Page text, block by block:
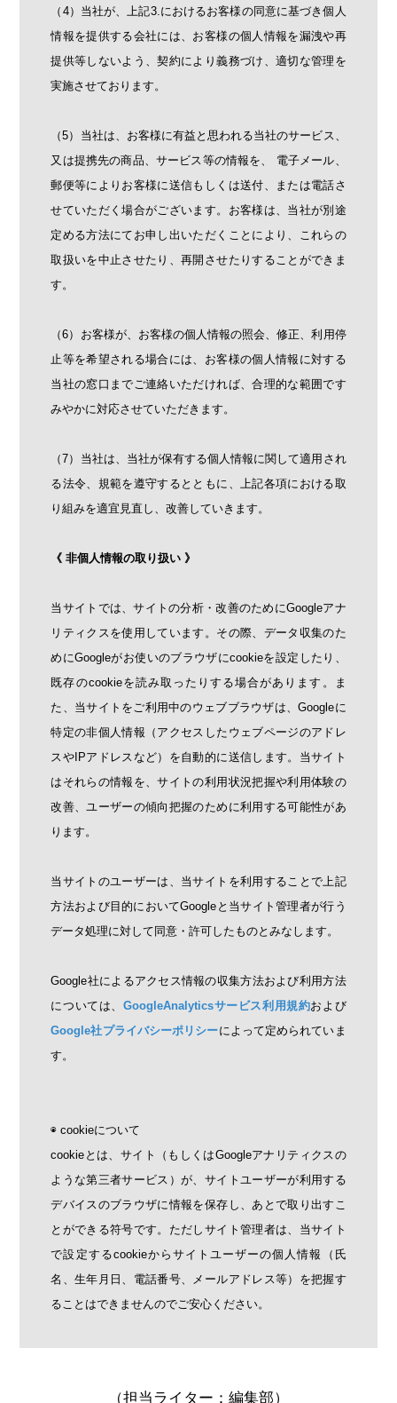
（4）当社が、上記3.におけるお客様の同意に基づき個人
情報を提供する会社には、お客様の個人情報を漏洩や再
提供等しないよう、契約により義務づけ、適切な管理を
実施させております。
（5）当社は、お客様に有益と思われる当社のサービス、
又は提携先の商品、サービス等の情報を、 電子メール、
郵便等によりお客様に送信もしくは送付、または電話さ
せていただく場合がございます。お客様は、当社が別途
定める方法にてお申し出いただくことにより、これらの
取扱いを中止させたり、再開させたりすることができま
す。
（6）お客様が、お客様の個人情報の照会、修正、利用停
止等を希望される場合には、お客様の個人情報に対する
当社の窓口までご連絡いただければ、合理的な範囲です
みやかに対応させていただきます。
（7）当社は、当社が保有する個人情報に関して適用され
る法令、規範を遵守するとともに、上記各項における取
り組みを適宜見直し、改善していきます。
《 非個人情報の取り扱い 》
当サイトでは、サイトの分析・改善のためにGoogleアナ
リティクスを使用しています。その際、データ収集のた
めにGoogleがお使いのブラウザにcookieを設定したり、
既存のcookieを読み取ったりする場合があります。ま
た、当サイトをご利用中のウェブブラウザは、Googleに
特定の非個人情報（アクセスしたウェブページのアドレ
スやIPアドレスなど）を自動的に送信します。当サイト
はそれらの情報を、サイトの利用状況把握や利用体験の
改善、ユーザーの傾向把握のために利用する可能性があ
ります。
当サイトのユーザーは、当サイトを利用することで上記
方法および目的においてGoogleと当サイト管理者が行う
データ処理に対して同意・許可したものとみなします。
Google社によるアクセス情報の収集方法および利用方法
については、 GoogleAnalyticsサービス利用規約および
Google社プライバシーポリシーによって定められていま
す。
◉ cookieについて
cookieとは、サイト（もしくはGoogleアナリティクスの
ような第三者サービス）が、サイトユーザーが利用する
デバイスのブラウザに情報を保存し、あとで取り出すこ
とができる符号です。ただしサイト管理者は、当サイト
で設定するcookieからサイトユーザーの個人情報（氏
名、生年月日、電話番号、メールアドレス等）を把握す
ることはできませんのでご安心ください。
（担当ライター：編集部）